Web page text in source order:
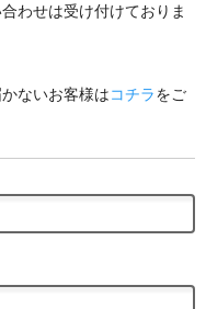
わせは受け付けておりま
ないお客様はコチラをご